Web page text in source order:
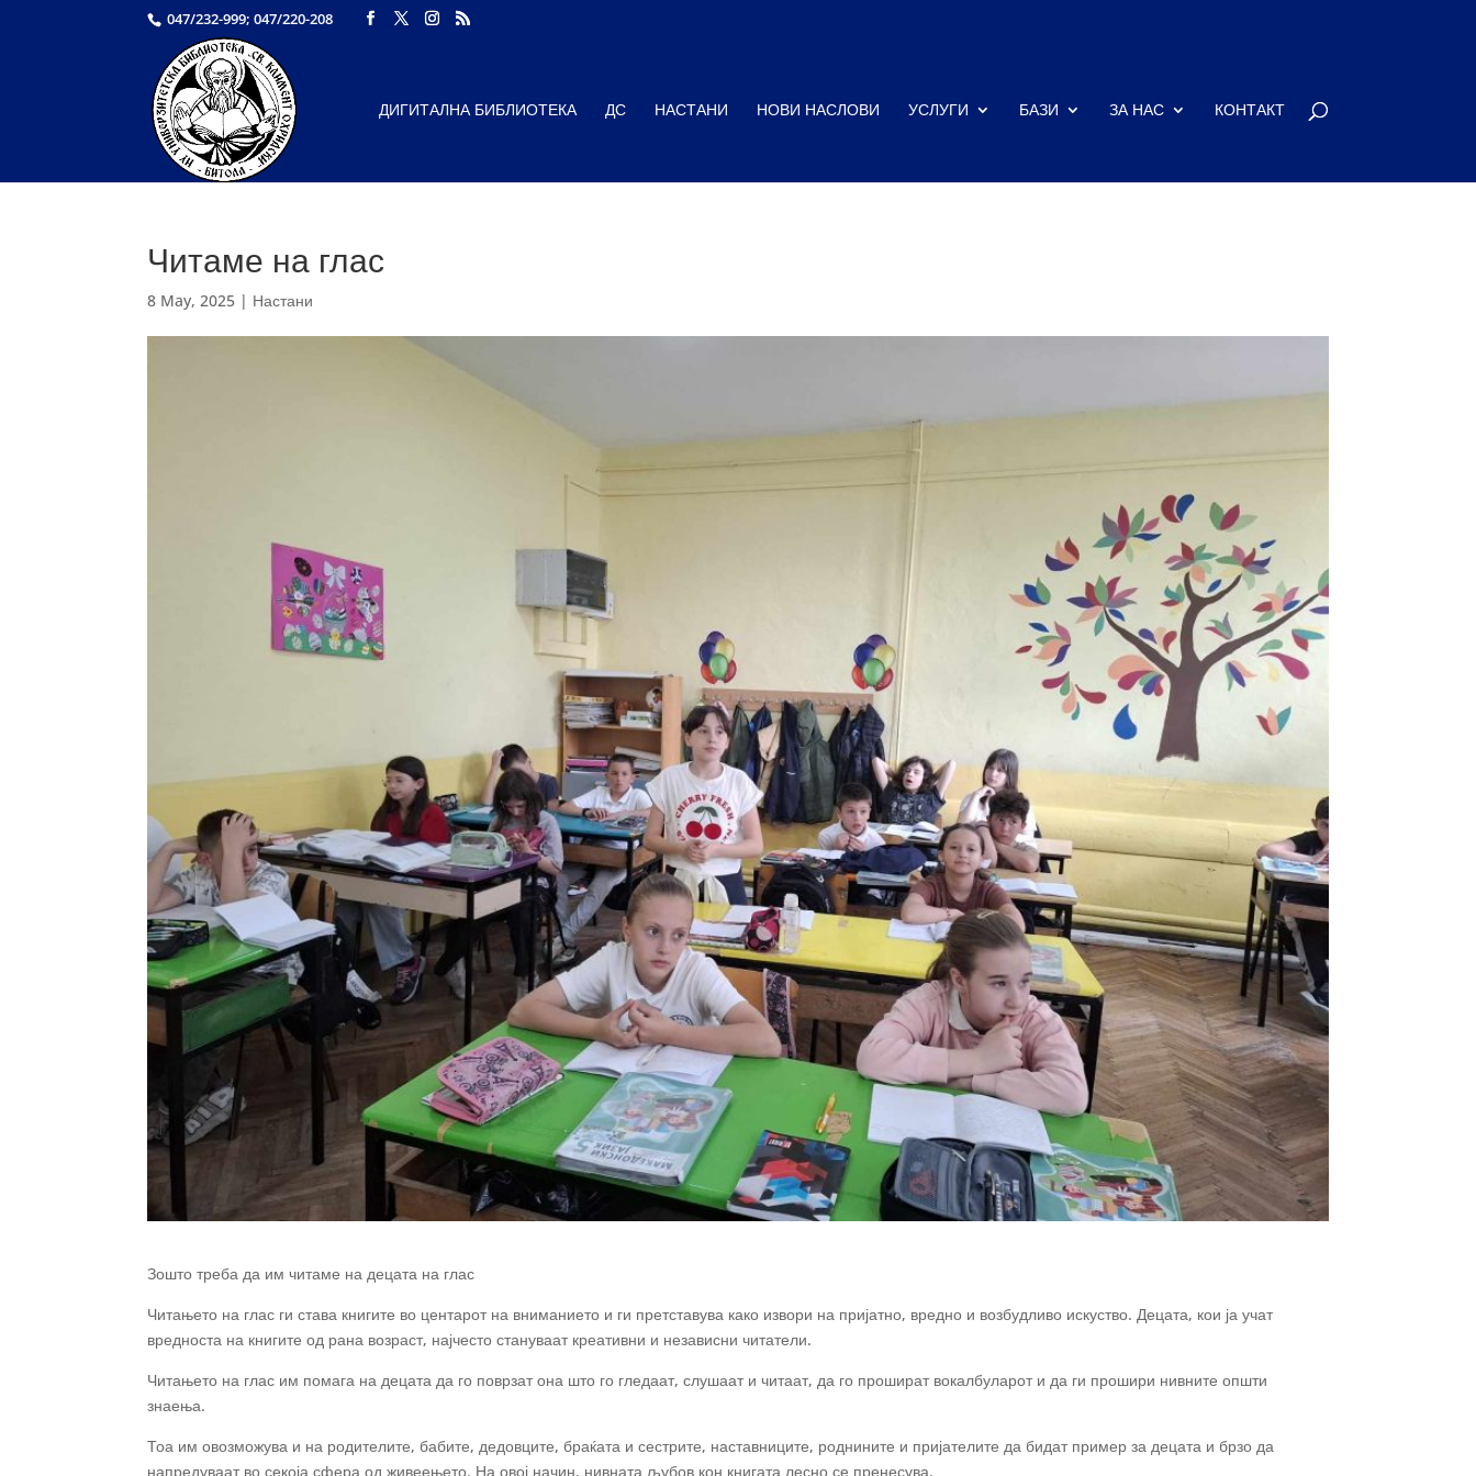
047/232-999; 047/220-208
ДИГИТАЛНА БИБЛИОТЕКА ДС НАСТАНИ НОВИ НАСЛОВИ УСЛУГИ БАЗИ ЗА НАС КОНТАКТ
Читаме на глас
8 May, 2025 | Настани
Зошто треба да им читаме на децата на глас
Читањето на глас ги става книгите во центарот на вниманието и ги претставува како извори на пријатно, вредно и возбудливо искуство. Децата, кои ја учат
вредноста на книгите од рана возраст, најчесто стануваат креативни и независни читатели.
Читањето на глас им помага на децата да го поврзат она што го гледаат, слушаат и читаат, да го прошират вокалбуларот и да ги прошири нивните општи
знаења.
Тоа им овозможува и на родителите, бабите,дедовците, браќата и сестрите, наставниците, роднините и пријателите да бидат пример за децата и брзо да
напредуваат во секоја сфера од живеењето. На овој начин, нивната љубов кон книгата лесно се пренесува.